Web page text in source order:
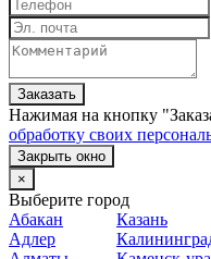
Заказать
Нажимая на кнопку "
обработку своих
Закрыть окно
×
Выберите город
Абакан
Адлер
Казань